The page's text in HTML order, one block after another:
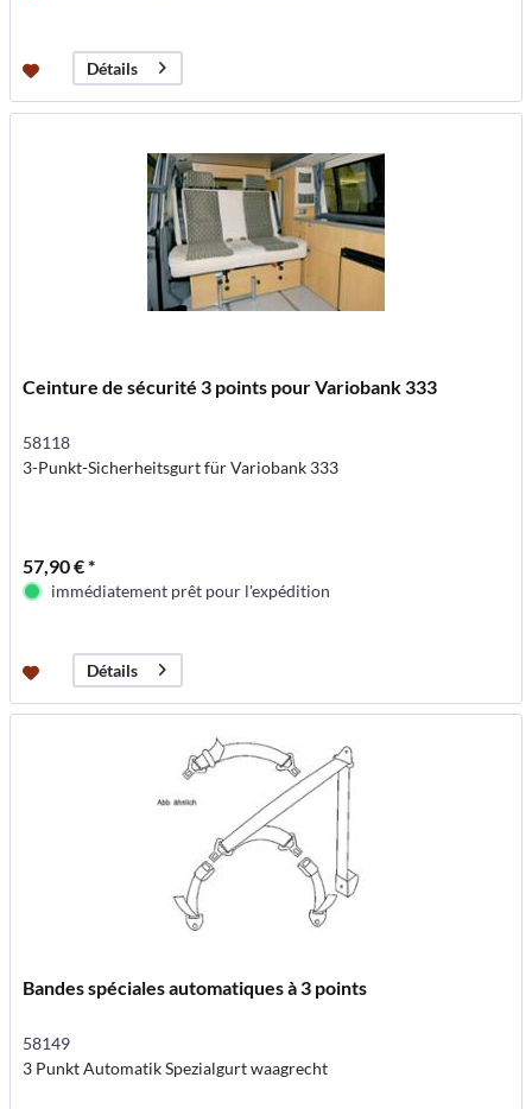
Détails
Ceinture de sécurité 3 points pour Variobank 333
58118
3-Punkt-Sicherheitsgurt für Variobank 333
57,90 € *
immédiatement prêt pour l'expédition
Détails
Bandes spéciales automatiques à 3 points
58149
3 Punkt Automatik Spezialgurt waagrecht